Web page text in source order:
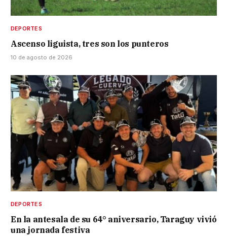
DEPORTES
Ascenso liguista, tres son los punteros
10 de agosto de 2026
DEPORTES
En la antesala de su 64° aniversario, Taraguy vivió
una jornada festiva